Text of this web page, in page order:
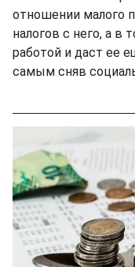
отношении малого
налогов с него, а в
работой и даст ее
самым сняв